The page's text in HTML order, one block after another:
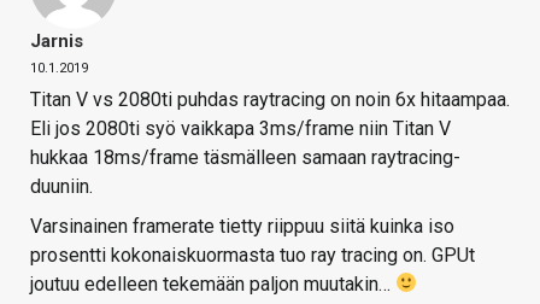
Jarnis
10.1.2019
Titan V vs 2080ti puhdas raytracing on noin 6x hitaampaa.
Eli jos 2080ti syö vaikkapa 3ms/frame niin Titan V
hukkaa 18ms/frame täsmälleen samaan raytracing-
duuniin.
Varsinainen framerate tietty riippuu siitä kuinka iso
prosentti kokonaiskuormasta tuo ray tracing on. GPUt
joutuu edelleen tekemään paljon muutakin…